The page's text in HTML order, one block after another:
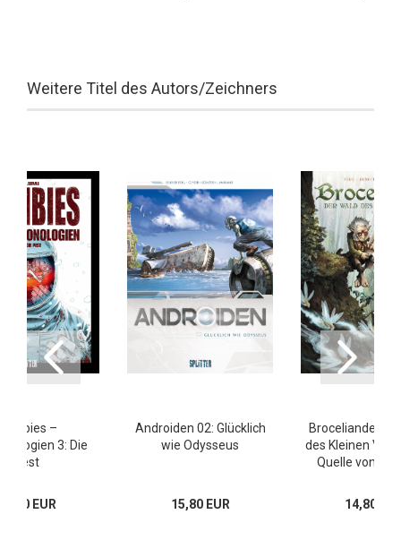
Weitere Titel des Autors/Zeichners
–
3: Die
Pest
EUR
Androiden 02: Glücklich
wie Odysseus
15,80 EUR
Broceliande –
des Kleinen
Quelle von
14,80